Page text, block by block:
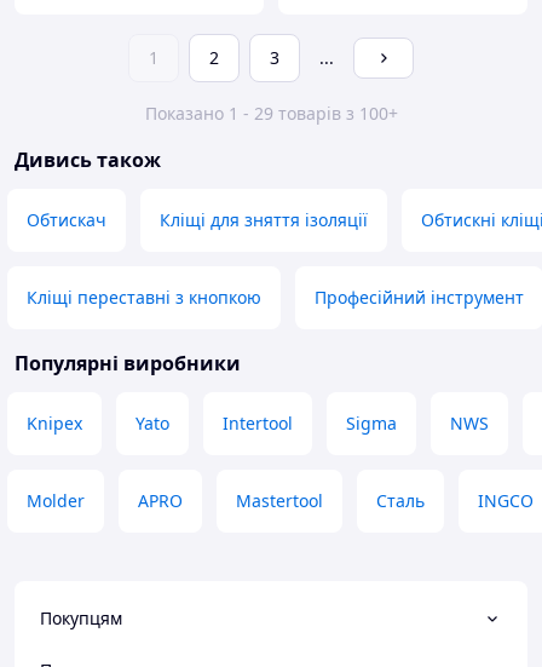
1 2 3 ...
Показано 1 - 29 товарів з 100+
Дивись також
Обтискач Кліщі для зняття ізоляції Обтискні
Кліщі переставні з кнопкою Професійний інструмент
Популярні виробники
Knipex Yato Intertool Sigma NWS
Molder APRO Mastertool Сталь INGCO
Покупцям